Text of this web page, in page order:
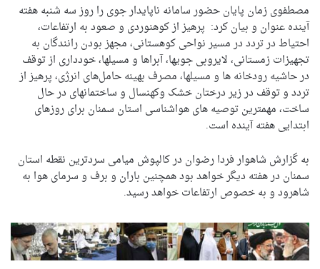
مصطفوی زمان پایان حضور سامانه ناپایدار جوی را روز سه شنبه هفته
آینده عنوان و بیان کرد: پرهیز از کوهنوردی و صعود به ارتفاعات،
احتیاط در تردد در مسیر نواحی کوهستانی، مجهز بودن رانندگان به
تجهیزات زمستانی، لایروبی جویها، آبراها و مسیلها، خودداری از توقف
در حاشیه رودخانه ها و مسیلها، مصرف بهینه حامل‌های انرژی، پرهیز از
تردد و توقف در زیر درختان خشک وکهنسال و ساختمانهای در حال
ساخت، مهمترین توصیه های هواشناسی استان سمنان برای روزهای
ابتدایی هفته آینده است.
به گزارش شاهوار فردا رضوان در کالپوش میامی سردترین نقطه استان
سمنان در هفته دیگر خواهد بود همچنین باران و برف و سرمای هوا به
شاهرود و به خصوص ارتفاعات خواهد رسید.